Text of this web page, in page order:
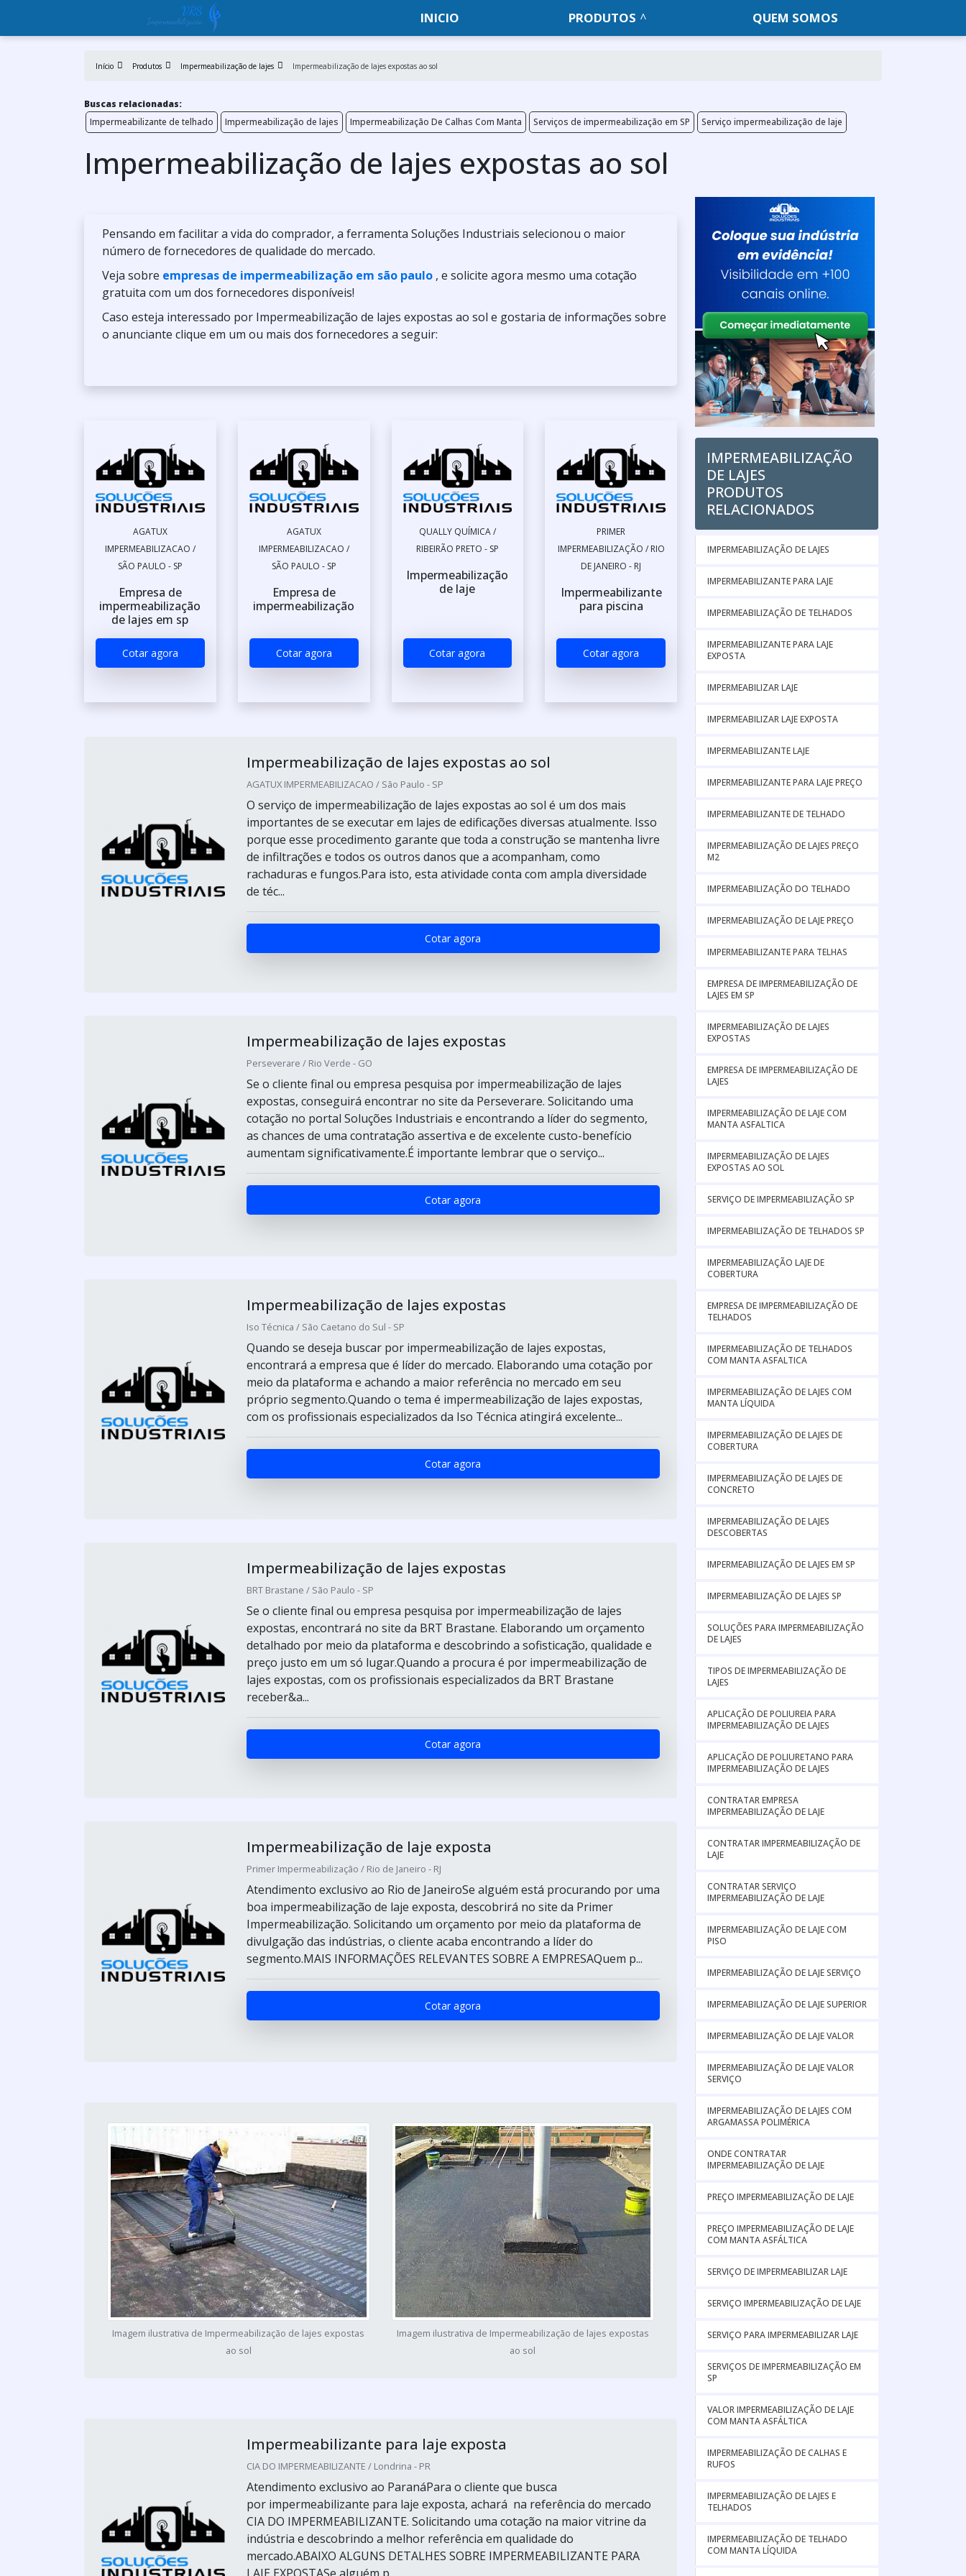
INICIO PRODUTOS QUEM SOMOS
Início Produtos Impermeabilização de lajes Impermeabilização de lajes expostas ao sol
Buscas relacionadas:
Impermeabilizante de telhado
Impermeabilização de lajes Impermeabilização De Calhas Com Manta Serviços de impermeabilização em SP Serviço impermeabilização de laje
Impermeabilização de lajes expostas ao sol
Pensando em facilitar a vida do comprador, a ferramenta Soluções Industriais selecionou o maior
número de fornecedores de qualidade do mercado.
Veja sobre empresas de impermeabilização em são paulo , e solicite agora mesmo uma cotação
gratuita com um dos fornecedores disponíveis!
Caso esteja interessado por Impermeabilização de lajes expostas ao sol e gostaria de informações sobre
o anunciante clique em um ou mais dos fornecedores a seguir:
AGATUX
IMPERMEABILIZACAO /
SÃO PAULO - SP
Empresa de
impermeabilização
de lajes em sp
Cotar agora
AGATUX
IMPERMEABILIZACAO /
SÃO PAULO - SP
Empresa de
impermeabilização
Cotar agora
QUALLY QUÍMICA /
RIBEIRÃO PRETO - SP
Impermeabilização
de laje
Cotar agora
PRIMER
IMPERMEABILIZAÇÃO / RIO
DE JANEIRO - RJ
Impermeabilizante
para piscina
Cotar agora
Impermeabilização de lajes expostas ao sol
AGATUX IMPERMEABILIZACAO / São Paulo - SP
O serviço de impermeabilização de lajes expostas ao sol é um dos mais
importantes de se executar em lajes de edificações diversas atualmente. Isso
porque esse procedimento garante que toda a construção se mantenha livre
de infiltrações e todos os outros danos que a acompanham, como
rachaduras e fungos.Para isto, esta atividade conta com ampla diversidade
de téc...
Cotar agora
Impermeabilização de lajes expostas
Perseverare / Rio Verde - GO
Se o cliente final ou empresa pesquisa por impermeabilização de lajes
expostas, conseguirá encontrar no site da Perseverare. Solicitando uma
cotação no portal Soluções Industriais e encontrando a líder do segmento,
as chances de uma contratação assertiva e de excelente custo-benefício
aumentam significativamente.É importante lembrar que o serviço...
Cotar agora
Impermeabilização de lajes expostas
Iso Técnica / São Caetano do Sul - SP
Quando se deseja buscar por impermeabilização de lajes expostas,
encontrará a empresa que é líder do mercado. Elaborando uma cotação por
meio da plataforma e achando a maior referência no mercado em seu
próprio segmento.Quando o tema é impermeabilização de lajes expostas,
com os profissionais especializados da Iso Técnica atingirá excelente...
Cotar agora
Impermeabilização de lajes expostas
BRT Brastane / São Paulo - SP
Se o cliente final ou empresa pesquisa por impermeabilização de lajes
expostas, encontrará no site da BRT Brastane. Elaborando um orçamento
detalhado por meio da plataforma e descobrindo a sofisticação, qualidade e
preço justo em um só lugar.Quando a procura é por impermeabilização de
lajes expostas, com os profissionais especializados da BRT Brastane
receber&a...
Cotar agora
Impermeabilização de laje exposta
Primer Impermeabilização / Rio de Janeiro - RJ
Atendimento exclusivo ao Rio de JaneiroSe alguém está procurando por uma
boa impermeabilização de laje exposta, descobrirá no site da Primer
Impermeabilização. Solicitando um orçamento por meio da plataforma de
divulgação das indústrias, o cliente acaba encontrando a líder do
segmento.MAIS INFORMAÇÕES RELEVANTES SOBRE A EMPRESAQuem p...
Cotar agora
Imagem ilustrativa de Impermeabilização de lajes expostas
ao sol
Imagem ilustrativa de Impermeabilização de lajes expostas
ao sol
Impermeabilizante para laje exposta
CIA DO IMPERMEABILIZANTE / Londrina - PR
Atendimento exclusivo ao ParanáPara o cliente que busca
por impermeabilizante para laje exposta, achará na referência do mercado
CIA DO IMPERMEABILIZANTE. Solicitando uma cotação na maior vitrine da
indústria e descobrindo a melhor referência em qualidade do
mercado.ABAIXO ALGUNS DETALHES SOBRE IMPERMEABILIZANTE PARA
IMPERMEABILIZAÇÃO
DE LAJES
PRODUTOS
RELACIONADOS
IMPERMEABILIZAÇÃO DE LAJES
IMPERMEABILIZANTE PARA LAJE
IMPERMEABILIZAÇÃO DE TELHADOS
IMPERMEABILIZANTE PARA LAJE
EXPOSTA
IMPERMEABILIZAR LAJE
IMPERMEABILIZAR LAJE EXPOSTA
IMPERMEABILIZANTE LAJE
IMPERMEABILIZANTE PARA LAJE PREÇO
IMPERMEABILIZANTE DE TELHADO
IMPERMEABILIZAÇÃO DE LAJES PREÇO
M2
IMPERMEABILIZAÇÃO DO TELHADO
IMPERMEABILIZAÇÃO DE LAJE PREÇO
IMPERMEABILIZANTE PARA TELHAS
EMPRESA DE IMPERMEABILIZAÇÃO DE
LAJES EM SP
IMPERMEABILIZAÇÃO DE LAJES
EXPOSTAS
EMPRESA DE IMPERMEABILIZAÇÃO DE
LAJES
IMPERMEABILIZAÇÃO DE LAJE COM
MANTA ASFALTICA
IMPERMEABILIZAÇÃO DE LAJES
EXPOSTAS AO SOL
SERVIÇO DE IMPERMEABILIZAÇÃO SP
IMPERMEABILIZAÇÃO DE TELHADOS SP
IMPERMEABILIZAÇÃO LAJE DE
COBERTURA
EMPRESA DE IMPERMEABILIZAÇÃO DE
TELHADOS
IMPERMEABILIZAÇÃO DE TELHADOS
COM MANTA ASFALTICA
IMPERMEABILIZAÇÃO DE LAJES COM
MANTA LÍQUIDA
IMPERMEABILIZAÇÃO DE LAJES DE
COBERTURA
IMPERMEABILIZAÇÃO DE LAJES DE
CONCRETO
IMPERMEABILIZAÇÃO DE LAJES
DESCOBERTAS
IMPERMEABILIZAÇÃO DE LAJES EM SP
IMPERMEABILIZAÇÃO DE LAJES SP
SOLUÇÕES PARA IMPERMEABILIZAÇÃO
DE LAJES
TIPOS DE IMPERMEABILIZAÇÃO DE
LAJES
APLICAÇÃO DE POLIUREIA PARA
IMPERMEABILIZAÇÃO DE LAJES
APLICAÇÃO DE POLIURETANO PARA
IMPERMEABILIZAÇÃO DE LAJES
CONTRATAR EMPRESA
IMPERMEABILIZAÇÃO DE LAJE
CONTRATAR IMPERMEABILIZAÇÃO DE
LAJE
CONTRATAR SERVIÇO
IMPERMEABILIZAÇÃO DE LAJE
IMPERMEABILIZAÇÃO DE LAJE COM
PISO
IMPERMEABILIZAÇÃO DE LAJE SERVIÇO
IMPERMEABILIZAÇÃO DE LAJE SUPERIOR
IMPERMEABILIZAÇÃO DE LAJE VALOR
IMPERMEABILIZAÇÃO DE LAJE VALOR
SERVIÇO
IMPERMEABILIZAÇÃO DE LAJES COM
ARGAMASSA POLIMÉRICA
ONDE CONTRATAR
IMPERMEABILIZAÇÃO DE LAJE
PREÇO IMPERMEABILIZAÇÃO DE LAJE
PREÇO IMPERMEABILIZAÇÃO DE LAJE
COM MANTA ASFÁLTICA
SERVIÇO DE IMPERMEABILIZAR LAJE
SERVIÇO IMPERMEABILIZAÇÃO DE LAJE
SERVIÇO PARA IMPERMEABILIZAR LAJE
SERVIÇOS DE IMPERMEABILIZAÇÃO EM
SP
VALOR IMPERMEABILIZAÇÃO DE LAJE
COM MANTA ASFÁLTICA
IMPERMEABILIZAÇÃO DE CALHAS E
RUFOS
IMPERMEABILIZAÇÃO DE LAJES E
TELHADOS
IMPERMEABILIZAÇÃO DE TELHADO
COM MANTA LÍQUIDA